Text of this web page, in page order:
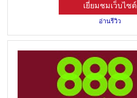
เยี่ยมชมเว็บไซต์
อ่านรีวิว